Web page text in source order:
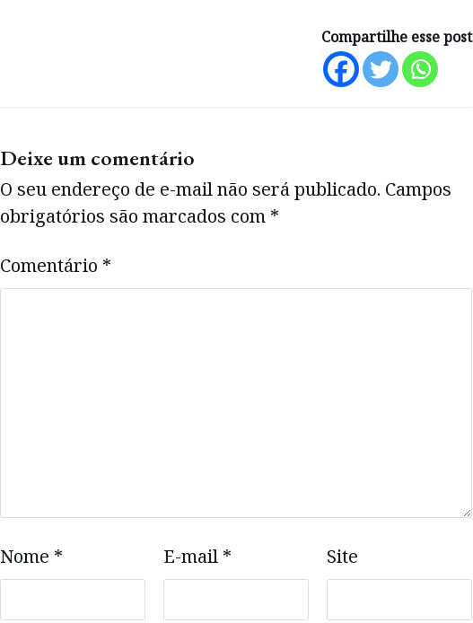
Compartilhe esse post
Deixe um comentário
O seu endereço de e-mail não será publicado. Campos
obrigatórios são marcados com *
Comentário *
Nome * E-mail * Site